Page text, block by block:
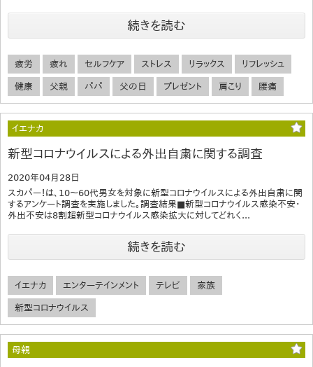
続きを読む
疲労 疲れ セルフケア ストレス リラックス リフレッシュ
健康 父親 パパ 父の日 プレゼント 肩こり 腰痛
イエナカ
新型コロナウイルスによる外出自粛に関する調査
2020年04月28日
スカパー！は、10～60代男女を対象に新型コロナウイルスによる外出自粛に関
するアンケート調査を実施しました。調査結果■新型コロナウイルス感染不安・
外出不安は8割超新型コロナウイルス感染拡大に対してどれく...
続きを読む
イエナカ エンターテインメント テレビ 家族
新型コロナウイルス
母親